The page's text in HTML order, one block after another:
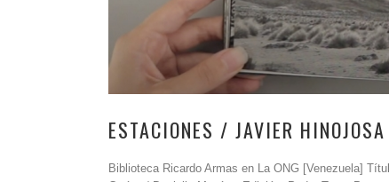
ESTACIONES / JAVIER HINOJOSA
Biblioteca Ricardo Armas en La ONG [Venezuela]